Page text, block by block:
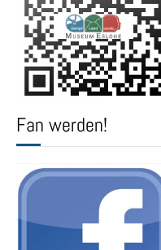
Fan werden!